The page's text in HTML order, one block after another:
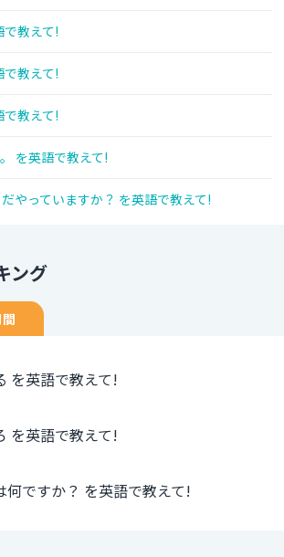
教えて!
教えて!
教えて!
を英語で教えて!
やっていますか？ を英語で教えて!
ング
を英語で教えて!
を英語で教えて!
何ですか？ を英語で教えて!